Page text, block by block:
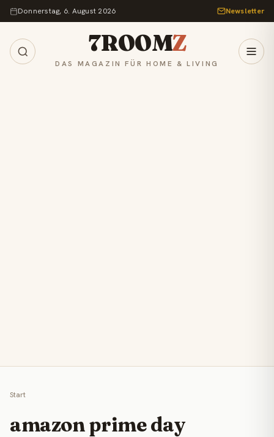
Zum Inhalt springen
Donnerstag, 6. August 2026 Newsletter
7ROOMZ
DAS MAGAZIN FÜR HOME & LIVING
Start
amazon prime day